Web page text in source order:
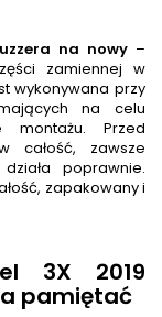
na nowy–
zamiennej w
wykonywana przy
na celu
montażu. Przed
całość, zawsze
działa poprawnie.
zapakowany i
3X 2019
pamiętać